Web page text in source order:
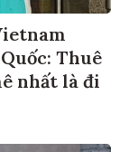
Thuê
nhất là đi